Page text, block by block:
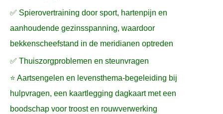
✅ Spierovertraining door sport, hartenpijn en
aanhoudende gezinsspanning, waardoor
bekkenscheefstand in de meridianen optreden
✅ Thuiszorgproblemen en steunvragen
⭐ Aartsengelen en levensthema-begeleiding bij
hulpvragen, een kaartlegging dagkaart met een
boodschap voor troost en rouwverwerking